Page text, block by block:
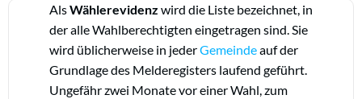
AlsWählerevidenz wird die Liste bezeichnet, in
der alle Wahlberechtigten eingetragen sind. Sie
wird üblicherweise in jederGemeindeauf der
Grundlage des Melderegisters laufend geführt.
Ungefähr zwei Monate vor einer Wahl, zum